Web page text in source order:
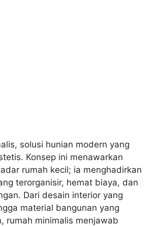
solusi hunian modern yang
Konsep ini menawarkan
rumah kecil; ia menghadirkan
terorganisir, hemat biaya, dan
Dari desain interior yang
material bangunan yang
rumah minimalis menjawab